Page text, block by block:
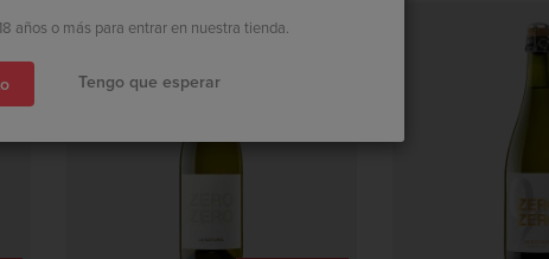
acceder con...
años o más para entrar en nuestra tienda.
Tengo que esperar